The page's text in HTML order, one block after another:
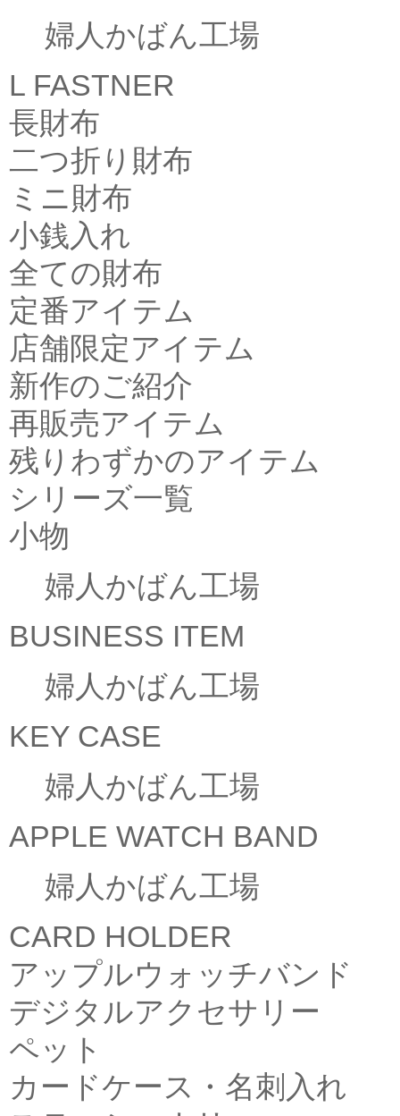
婦人かばん工場
L FASTNER
長財布
二つ折り財布
ミニ財布
小銭入れ
全ての財布
定番アイテム
店舗限定アイテム
新作のご紹介
再販売アイテム
残りわずかのアイテム
シリーズ一覧
小物
婦人かばん工場
BUSINESS ITEM
婦人かばん工場
KEY CASE
婦人かばん工場
APPLE WATCH BAND
婦人かばん工場
CARD HOLDER
アップルウォッチバンド
デジタルアクセサリー
ペット
カードケース・名刺入れ